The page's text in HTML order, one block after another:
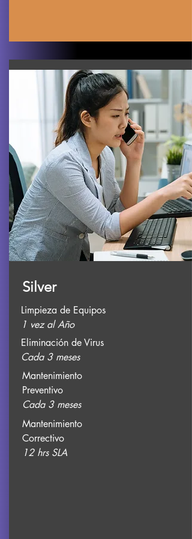
Silver
Limpieza de Equipos
1 vez al Año
Eliminación de Virus
Cada 3 meses
Mantenimiento
Preventivo
Cada 3 meses
Mantenimiento
Correctivo
12 hrs SLA